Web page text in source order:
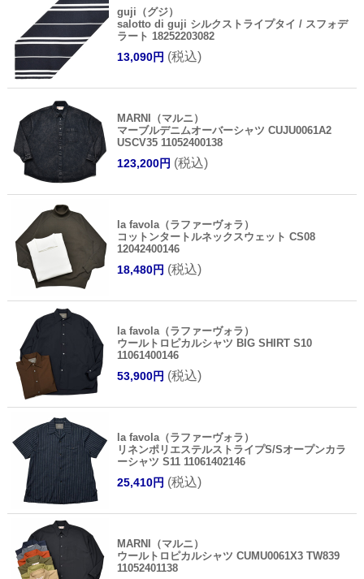
guji（グジ）
salotto di guji シルクストライプタイ / スフォデ
ラート 18252203082
13,090円 (税込)
MARNI（マルニ）
マーブルデニムオーバーシャツ CUJU0061A2
USCV35 11052400138
123,200円 (税込)
la favola（ラファーヴォラ）
コットンタートルネックスウェット CS08
12042400146
18,480円 (税込)
la favola（ラファーヴォラ）
ウールトロピカルシャツ BIG SHIRT S10
11061400146
53,900円 (税込)
la favola（ラファーヴォラ）
リネンポリエステルストライプS/Sオープンカラ
ーシャツ S11 11061402146
25,410円 (税込)
MARNI（マルニ）
ウールトロピカルシャツ CUMU0061X3 TW839
11052401138